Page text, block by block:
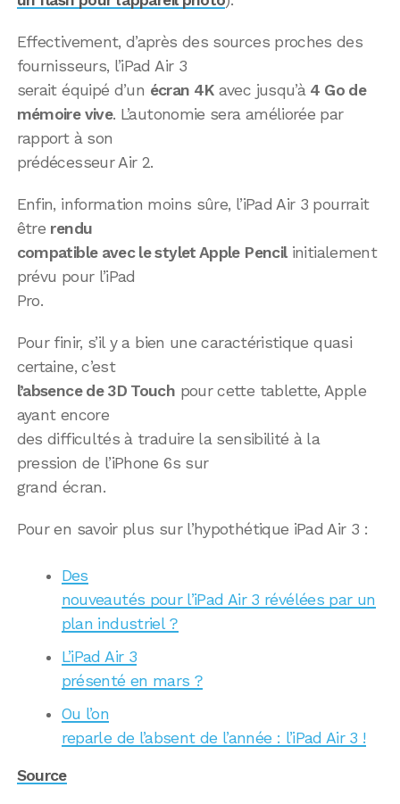
Effectivement, d’après des sources proches des
fournisseurs, l’iPad Air 3
serait équipé d’un écran 4Kavec jusqu’à 4 Go de
mémoire vive. L’autonomie sera améliorée par
rapport à son
prédécesseur Air 2.
Enfin, information moins sûre, l’iPad Air 3 pourrait
être rendu
compatible avec le stylet Apple Pencilinitialement
prévu pour l’iPad
Pro.
Pour finir, s’il y a bien une caractéristique quasi
certaine, c’est
l’absence de 3D Touch pour cette tablette, Apple
ayant encore
des difficultés à traduire la sensibilité à la
pression de l’iPhone 6s sur
grand écran.
Pour en savoir plus sur l’hypothétique iPad Air 3 :
Des
nouveautés pour l’iPad Air 3 révélées par un
plan industriel ?
L’iPad Air 3
présenté en mars ?
Ou l’on
reparle de l’absent de l’année : l’iPad Air 3 !
Source